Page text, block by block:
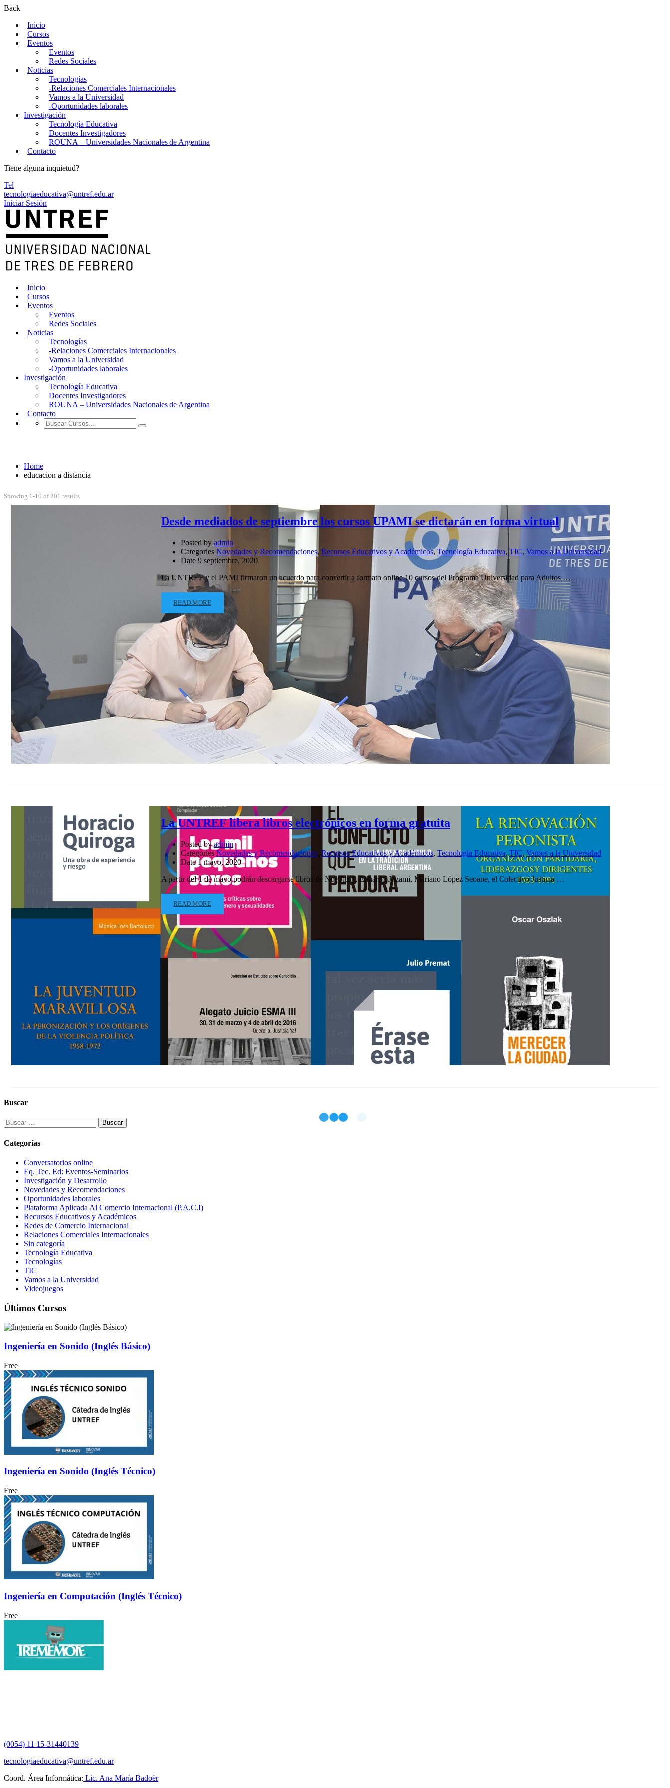
Back
Inicio
Cursos
Eventos
Eventos
Redes Sociales
Noticias
Tecnologías
-Relaciones Comerciales Internacionales
Vamos a la Universidad
-Oportunidades laborales
Investigación
Tecnología Educativa
Docentes Investigadores
ROUNA – Universidades Nacionales de Argentina
Contacto
Tiene alguna inquietud?
Tel
tecnologiaeducativa@untref.edu.ar
Iniciar Sesión
Inicio
Cursos
Eventos
Eventos
Redes Sociales
Noticias
Tecnologías
-Relaciones Comerciales Internacionales
Vamos a la Universidad
-Oportunidades laborales
Investigación
Tecnología Educativa
Docentes Investigadores
ROUNA – Universidades Nacionales de Argentina
Contacto
Home
educacion a distancia
Showing 1-10 of 201 results
Desde mediados de septiembre los cursos UPAMI se dictarán en forma virtual
Posted by admin
Categories Novedades y Recomendaciones, Recursos Educativos y Académicos,Tecnología Educativa, TIC, Vamos a la Universidad
Date 9 septiembre, 2020
La UNTREF y el PAMI firmaron un acuerdo para convertir a formato online 10 cursos del Programa Universidad para Adultos …
READ MORE
La UNTREF libera libros electrónicos en forma gratuita
Posted by admin
Categories Novedades y Recomendaciones, Recursos Educativos y Académicos, Tecnología Educativa,TIC,Vamos a la Universidad
Date 1 mayo, 2020
A partir del 1 de mayo podrán descargarse libros de Noé Jitrik, Eduardo Jozami, Mariano López Seoane, el Colectivo Justicia …
READ MORE
Buscar
Buscar:
Categorías
Conversatorios online
Eq. Tec. Ed: Eventos-Seminarios
Investigación y Desarrollo
Novedades y Recomendaciones
Oportunidades laborales
Plataforma Aplicada Al Comercio Internacional (P.A.C.I)
Recursos Educativos y Académicos
Redes de Comercio Internacional
Relaciones Comerciales Internacionales
Sin categoría
Tecnología Educativa
Tecnologías
TIC
Vamos a la Universidad
Videojuegos
Últimos Cursos
Ingeniería en Sonido (Inglés Básico)
Free
Ingeniería en Sonido (Inglés Técnico)
Free
Ingeniería en Computación (Inglés Técnico)
Free
(0054) 11 15-31440139
tecnologiaeducativa@untref.edu.ar
Coord. Área Informática: Lic. Ana María Badoër